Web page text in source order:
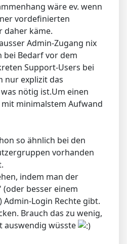
wäre ev. wenn
vordefinierten
daher käme.
Admin-Zugang nix
bei Bedarf vor dem
Support-Users bei
nur explizit das
nötig ist.Um einen
minimalstem Aufwand
so ähnlich bei den
vorhanden
indem man der
besser einem
Login Rechte gibt.
Brauch das zu wenig,
auswendig wüsste